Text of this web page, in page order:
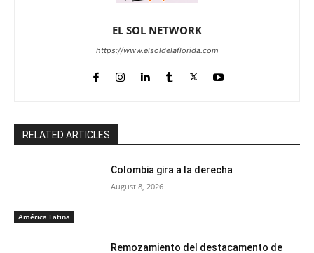
EL SOL NETWORK
https://www.elsoldelaflorida.com
RELATED ARTICLES
América Latina
Colombia gira a la derecha
August 8, 2026
Remozamiento del destacamento de